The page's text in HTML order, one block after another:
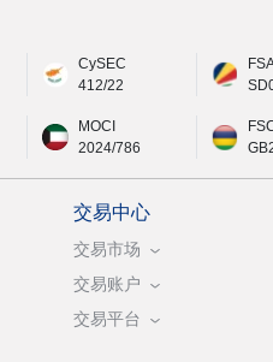
CySEC
412/22
MOCI
2024/786
交易中心
交易市场
交易账户
交易平台